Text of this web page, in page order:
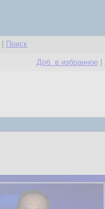
Поиск
Доб. в избранное